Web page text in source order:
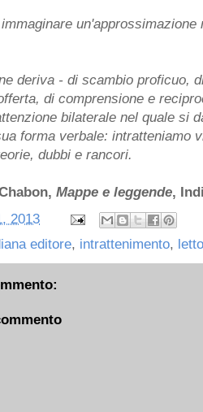
deriva - di scambio proficuo,
di comprensione e
bilaterale nel quale si
forma verbale: intratteniamo
dubbi e rancori.
Mappe e leggende,
2013
editore, intrattenimento,